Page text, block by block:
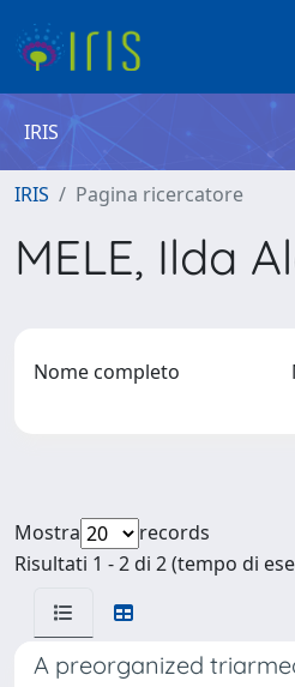
IRIS
IRIS Pagina ricercatore
MELE, Ilda
Nome completo
Mostra
records
Risultati 1 - 2 di 2 (tempo di
A preorganized